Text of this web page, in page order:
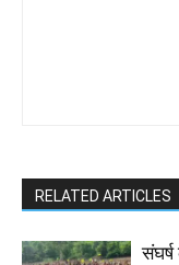
RELATED ARTICLES